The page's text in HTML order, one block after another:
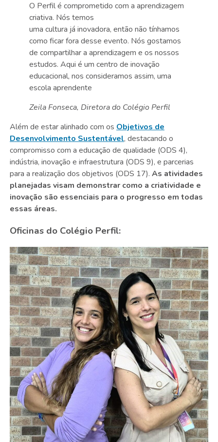
O Perfil é comprometido com a aprendizagem
criativa. Nós temos
uma cultura já inovadora, então não tínhamos
como ficar fora desse evento. Nós gostamos
de compartilhar a aprendizagem e os nossos
estudos. Aqui é um centro de inovação
educacional, nos consideramos assim, uma
escola aprendente
Zeila Fonseca, Diretora do Colégio Perfil
Além de estar alinhado com os Objetivos de
Desenvolvimento Sustentável, destacando o
compromisso com a educação de qualidade (ODS 4),
indústria, inovação e infraestrutura (ODS 9), e parcerias
para a realização dos objetivos (ODS 17). As atividades
planejadas visam demonstrar como a criatividade e
inovação são essenciais para o progresso em todas
essas áreas.
Oficinas do Colégio Perfil: